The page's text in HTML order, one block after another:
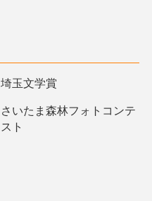
埼玉文学賞
さいたま森林フォトコンテ
スト